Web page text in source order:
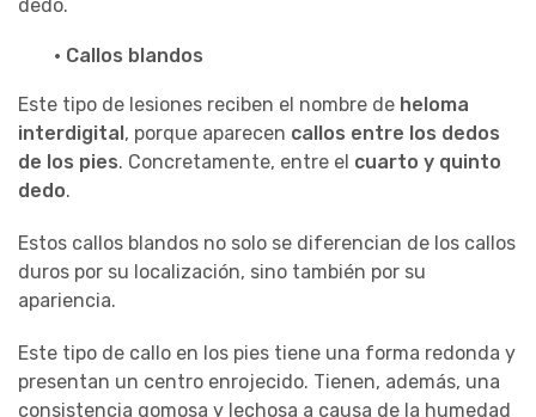
dedo.
· Callos blandos
Este tipo de lesiones reciben el nombre de heloma
interdigital, porque aparecen callos entre los dedos
de los pies. Concretamente, entre el cuarto y quinto
dedo.
Estos callos blandos no solo se diferencian de los callos
duros por su localización, sino también por su
apariencia.
Este tipo de callo en los pies tiene una forma redonda y
presentan un centro enrojecido. Tienen, además, una
consistencia gomosa y lechosa a causa de la humedad